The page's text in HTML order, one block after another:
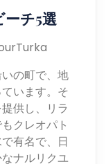
チ5選
の町で、地
います。そ
供し、リラ
クレオパト
有名で、日
ナルリクユ